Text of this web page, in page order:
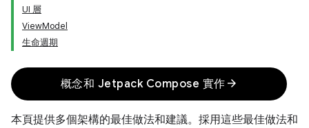
UI 層
ViewModel
生命週期
概念和 Jetpack Compose 實作 arrow_forward
本頁提供多個架構的最佳做法和建議。採用這些最佳做法和